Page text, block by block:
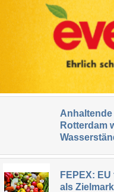
Rotterdam
FEPEX:
als